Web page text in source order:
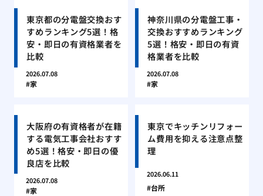
東京都の分電盤交換おす
すめランキング5選！格
安・即日の有資格業者を
比較
2026.07.08
家
神奈川県の分電盤工事・
交換おすすめランキング
5選！格安・即日の有資
格業者を比較
2026.07.08
家
大阪府の有資格者が在籍
する電気工事会社おすす
め5選！格安・即日の優
良店を比較
2026.07.08
家
東京でキッチンリフォー
ム費用を抑える注意点整
理
2026.06.11
台所